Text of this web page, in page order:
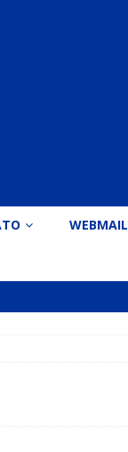
WEBMAIL